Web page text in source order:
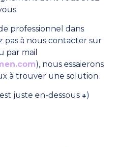
professionnel dans
pas à nous contacter sur
par mail
), nous essaierons
à trouver une solution.
juste en-dessous ↓)